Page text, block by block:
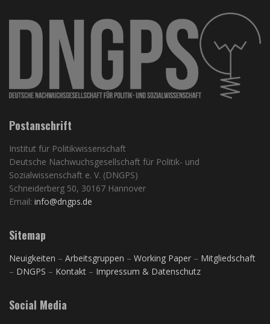
Postanschrift
Institut für Politikwissenschaft
Deutsche Nachwuchsgesellschaft für Politik- und
Sozialwissenschaft e. V. (DNGPS)
Schneiderberg 50, 30167 Hannover
Email: info@dngps.de
Sitemap
Neuigkeiten – Arbeitsgruppen – Working Paper – Mitgliedschaft
– DNGPS – Kontakt – Impressum & Datenschutz
Social Media